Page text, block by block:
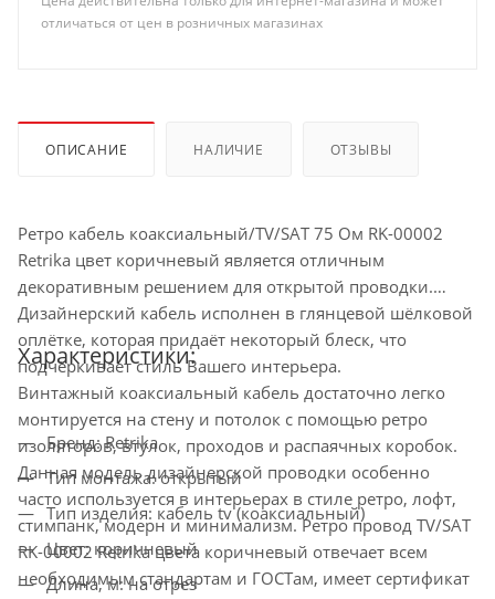
отличаться от цен в розничных магазинах
ОПИСАНИЕ НАЛИЧИЕ ОТЗЫВЫ
Ретро кабель коаксиальный/TV/SAT 75 Ом RK-00002
Retrika цвет коричневый является отличным
декоративным решением для открытой проводки.
Дизайнерский кабель исполнен в глянцевой шёлковой
оплётке, которая придаёт некоторый блеск, что
подчёркивает стиль Вашего интерьера.
Винтажный коаксиальный кабель достаточно легко
монтируется на стену и потолок с помощью ретро
изоляторов, втулок, проходов и распаячных коробок.
Данная модель дизайнерской проводки особенно
часто используется в интерьерах в стиле ретро, лофт,
стимпанк, модерн и минимализм. Ретро провод TV/SAT
RK-00002 Retrika цвета коричневый отвечает всем
необходимым стандартам и ГОСТам, имеет сертификат
Характеристики:
Бренд: Retrika
Тип монтажа: открытый
Тип изделия: кабель tv (коаксиальный)
Цвет: коричневый
Длина, м: на отрез